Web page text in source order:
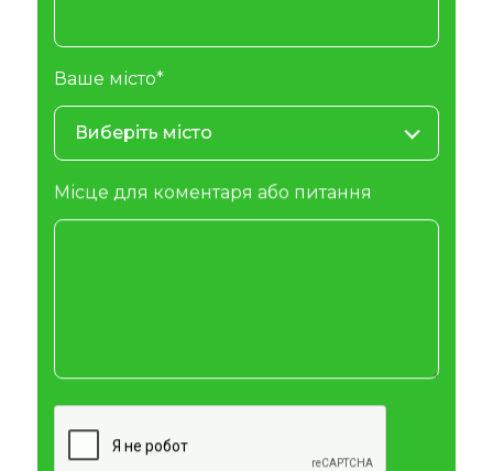
Ваше місто*
Виберіть місто
Місце для коментаря або питання